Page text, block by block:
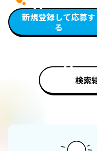
新規登録して応募す
る
検索